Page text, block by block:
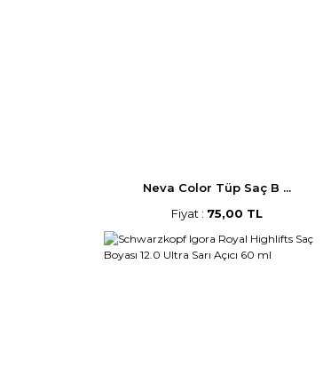
Neva Color Tüp Saç B ...
Fiyat : 75,00 TL